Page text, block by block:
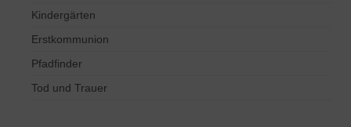
Kindergärten
Erstkommunion
Pfadfinder
Tod und Trauer